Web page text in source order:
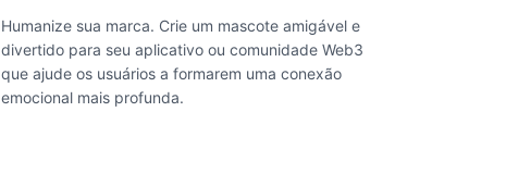
Humanize sua marca. Crie um mascote amigável e
divertido para seu aplicativo ou comunidade Web3
que ajude os usuários a formarem uma conexão
emocional mais profunda.